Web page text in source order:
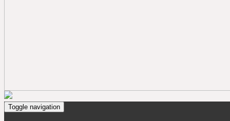
Toggle navigation